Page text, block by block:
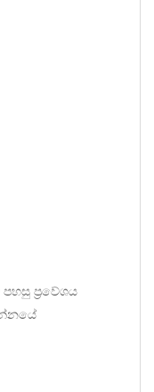
පහසු ප්‍රවේශය